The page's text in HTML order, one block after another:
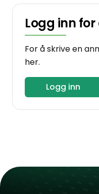
Logg inn
For å skrive en
her.
Logg inn